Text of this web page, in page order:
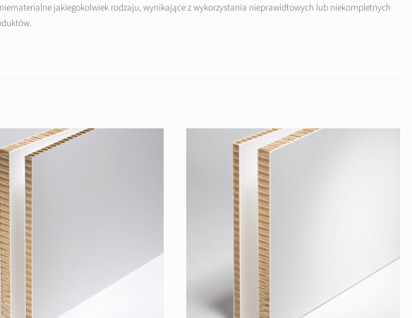
jakiegokolwiek rodzaju, wynikające z wykorzystania nieprawidłowych lub niekompletnych